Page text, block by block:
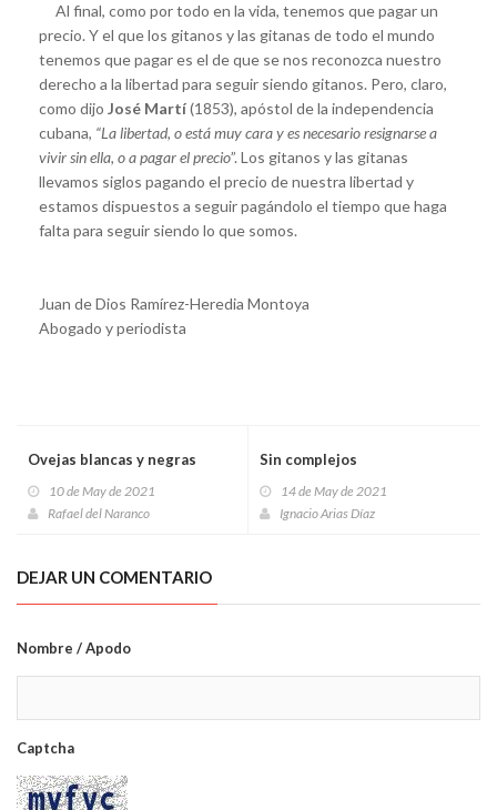
Al final, como por todo en la vida, tenemos que pagar un
precio. Y el que los gitanos y las gitanas de todo el mundo
tenemos que pagar es el de que se nos reconozca nuestro
derecho a la libertad para seguir siendo gitanos. Pero, claro,
como dijo José Martí(1853), apóstol de la independencia
cubana, “La libertad, o está muy cara y es necesario resignarse a
vivir sin ella, o a pagar el precio”. Los gitanos y las gitanas
llevamos siglos pagando el precio de nuestra libertad y
estamos dispuestos a seguir pagándolo el tiempo que haga
falta para seguir siendo lo que somos.
Juan de Dios Ramírez-Heredia Montoya
Abogado y periodista
Ovejas blancas y negras
10 de May de 2021
Rafael del Naranco
Sin complejos
14 de May de 2021
Ignacio Arias Díaz
DEJAR UN COMENTARIO
Nombre / Apodo
Captcha